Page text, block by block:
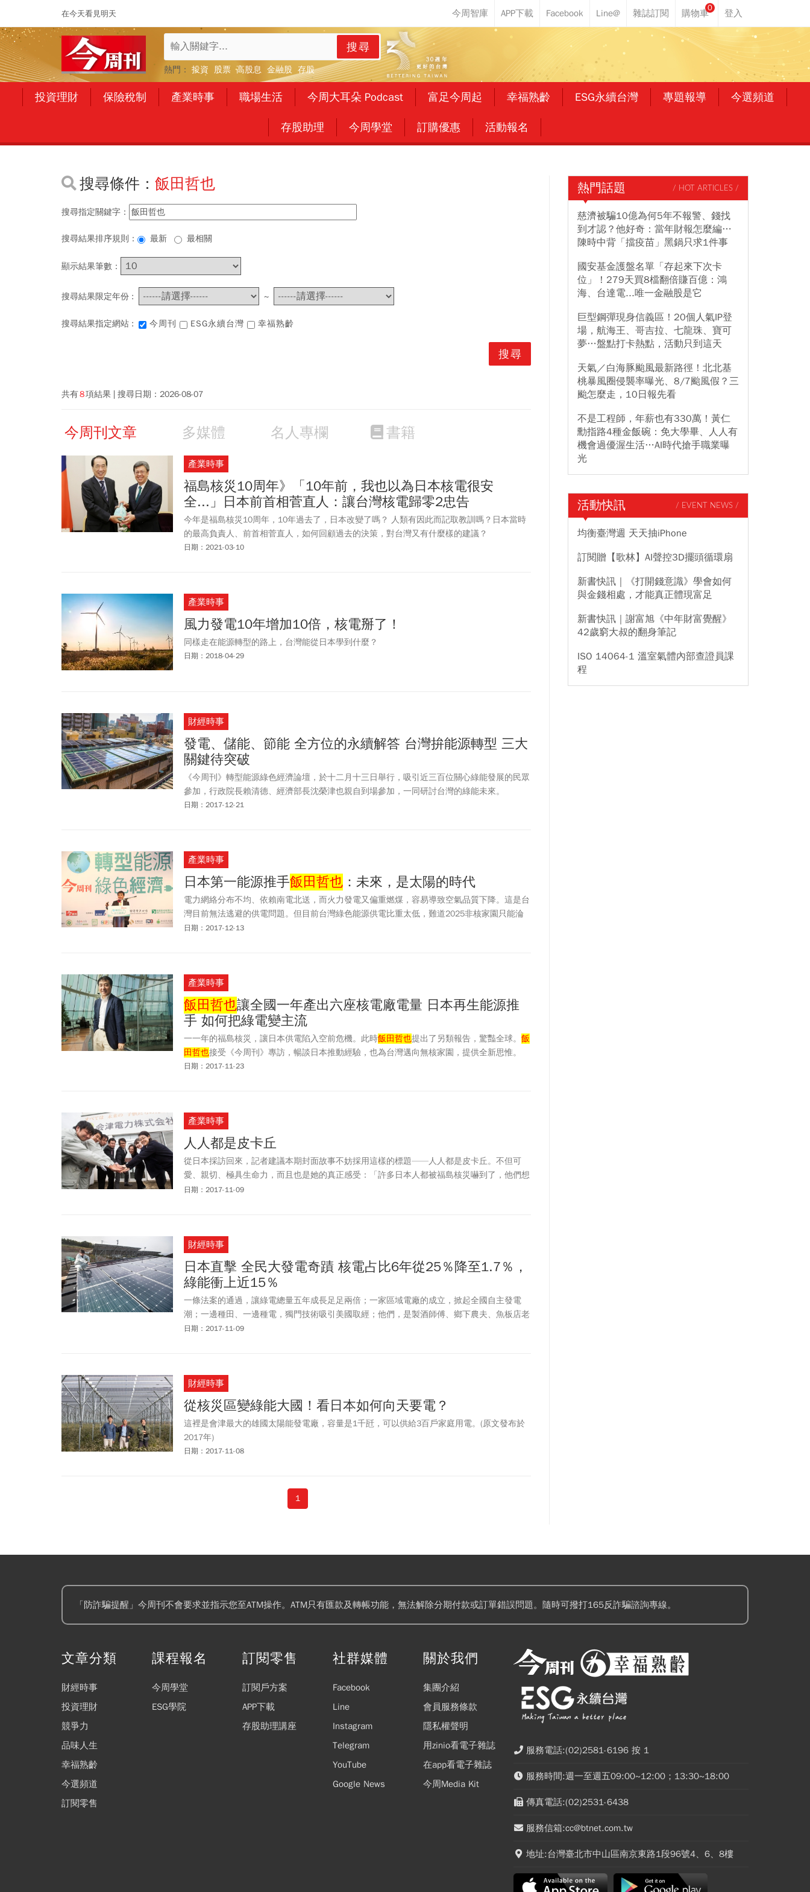
在今天看見明天
0
搜尋
熱門： 投資 股票 高股息 金融股 存股
投資理財 保險稅制 產業時事 職場生活 今周大耳朵 Podcast 富足今周起 幸福熟齡 ESG永續台灣 專題報導 今選頻道
存股助理 今周學堂 訂購優惠 活動報名
搜尋條件： 飯田哲也
搜尋指定關鍵字：
搜尋結果排序規則： 最新 最相關
顯示結果筆數：
搜尋結果限定年份 : ~
搜尋結果指定網站 : 今周刊 ESG永續台灣 幸福熟齡
共有8項結果 搜尋日期： 2026-08-07
今周刊文章 多媒體 名人專欄 書籍
產業時事
福島核災10周年》「10年前，我也以為日本核電很安
全...」日本前首相菅直人：讓台灣核電歸零2忠告
今年是福島核災10周年，10年過去了，日本改變了嗎？ 人類有因此而記取教訓嗎？日本當時
的最高負責人、前首相菅直人，如何回顧過去的決策，對台灣又有什麼樣的建議？
日期：2021-03-10
產業時事
風力發電10年增加10倍，核電掰了！
同樣走在能源轉型的路上，台灣能從日本學到什麼？
日期：2018-04-29
財經時事
發電、儲能、節能 全方位的永續解答 台灣拚能源轉型 三大
關鍵待突破
《今周刊》轉型能源綠色經濟論壇，於十二月十三日舉行，吸引近三百位關心綠能發展的民眾
參加，行政院長賴清德、經濟部長沈榮津也親自到場參加，一同研討台灣的綠能未來。
日期：2017-12-21
產業時事
日本第一能源推手飯田哲也 ：未來，是太陽的時代
電力網絡分布不均、依賴南電北送，而火力發電又偏重燃煤，容易導致空氣品質下降。這是台
灣目前無法逃避的供電問題。但目前台灣綠色能源供電比重太低，難道2025非核家園只能淪
為口號？
日期：2017-12-13
產業時事
飯田哲也讓全國一年產出六座核電廠電量 日本再生能源推
手 如何把綠電變主流
一一年的福島核災，讓日本供電陷入空前危機。此時飯田哲也提出了另類報告，驚豔全球。 飯
田哲也接受《今周刊》專訪，暢談日本推動經驗，也為台灣邁向無核家園，提供全新思惟。
日期：2017-11-23
產業時事
人人都是皮卡丘
從日本採訪回來，記者建議本期封面故事不妨採用這樣的標題——人人都是皮卡丘。不但可
愛、親切、極具生命力，而且也是她的真正感受：「許多日本人都被福島核災嚇到了，他們想
要像皮卡丘一樣靠自己發電，降低這個國家對核電的依賴。」記者說。
日期：2017-11-09
財經時事
日本直擊 全民大發電奇蹟 核電占比6年從25％降至1.7％，
綠能衝上近15％
一條法案的通過，讓綠電總量五年成長足足兩倍；一家區域電廠的成立，掀起全國自主發電
潮；一邊種田、一邊種電，獨門技術吸引美國取經；他們，是製酒師傅、鄉下農夫、魚板店老
闆……在行政院力推全民參與綠能發電的此際，《今周刊》團隊走訪日本千葉、神奈川、福
日期：2017-11-09
財經時事
從核災區變綠能大國！看日本如何向天要電？
這裡是會津最大的雄國太陽能發電廠，容量是1千瓩，可以供給3百戶家庭用電。(原文發布於
2017年)
日期：2017-11-08
1
熱門話題 / HOT ARTICLES /
慈濟被騙10億為何5年不報警、錢找
到才認？他好奇：當年財報怎麼編…
陳時中背「擋疫苗」黑鍋只求1件事
國安基金護盤名單「存起來下次卡
位」！279天買8檔翻倍賺百億：鴻
海、台達電...唯一金融股是它
巨型鋼彈現身信義區！20個人氣IP登
場，航海王、哥吉拉、七龍珠、寶可
夢…盤點打卡熱點，活動只到這天
天氣／白海豚颱風最新路徑！北北基
桃暴風圈侵襲率曝光、8/7颱風假？三
颱怎麼走，10日報先看
不是工程師，年薪也有330萬！黃仁
勳指路4種金飯碗：免大學畢、人人有
機會過優渥生活…AI時代搶手職業曝
光
活動快訊 / EVENT NEWS /
均衡臺灣週 天天抽iPhone
訂閱贈【歌林】AI聲控3D擺頭循環扇
新書快訊｜《打開錢意識》學會如何
與金錢相處，才能真正體現富足
新書快訊｜謝富旭《中年財富覺醒》
42歲窮大叔的翻身筆記
ISO 14064-1 溫室氣體內部查證員課
程
「防詐騙提醒」今周刊不會要求並指示您至ATM操作。ATM只有匯款及轉帳功能，無法解除分期付款或訂單錯誤問題。隨時可撥打165反詐騙諮詢專線。
文章分類
財經時事
投資理財
競爭力
品味人生
幸福熟齡
今選頻道
訂閱零售
課程報名
今周學堂
ESG學院
訂閱零售
訂閱戶方案
APP下載
存股助理講座
社群媒體
Facebook
Line
Instagram
Telegram
YouTube
Google News
關於我們
集團介紹
會員服務條款
隱私權聲明
用zinio看電子雜誌
在app看電子雜誌
今周Media Kit
服務電話:(02)2581-6196 按 1
服務時間:週一至週五09:00~12:00；13:30~18:00
傳真電話:(02)2531-6438
服務信箱:cc@btnet.com.tw
地址:台灣臺北市中山區南京東路1段96號4、6、8樓